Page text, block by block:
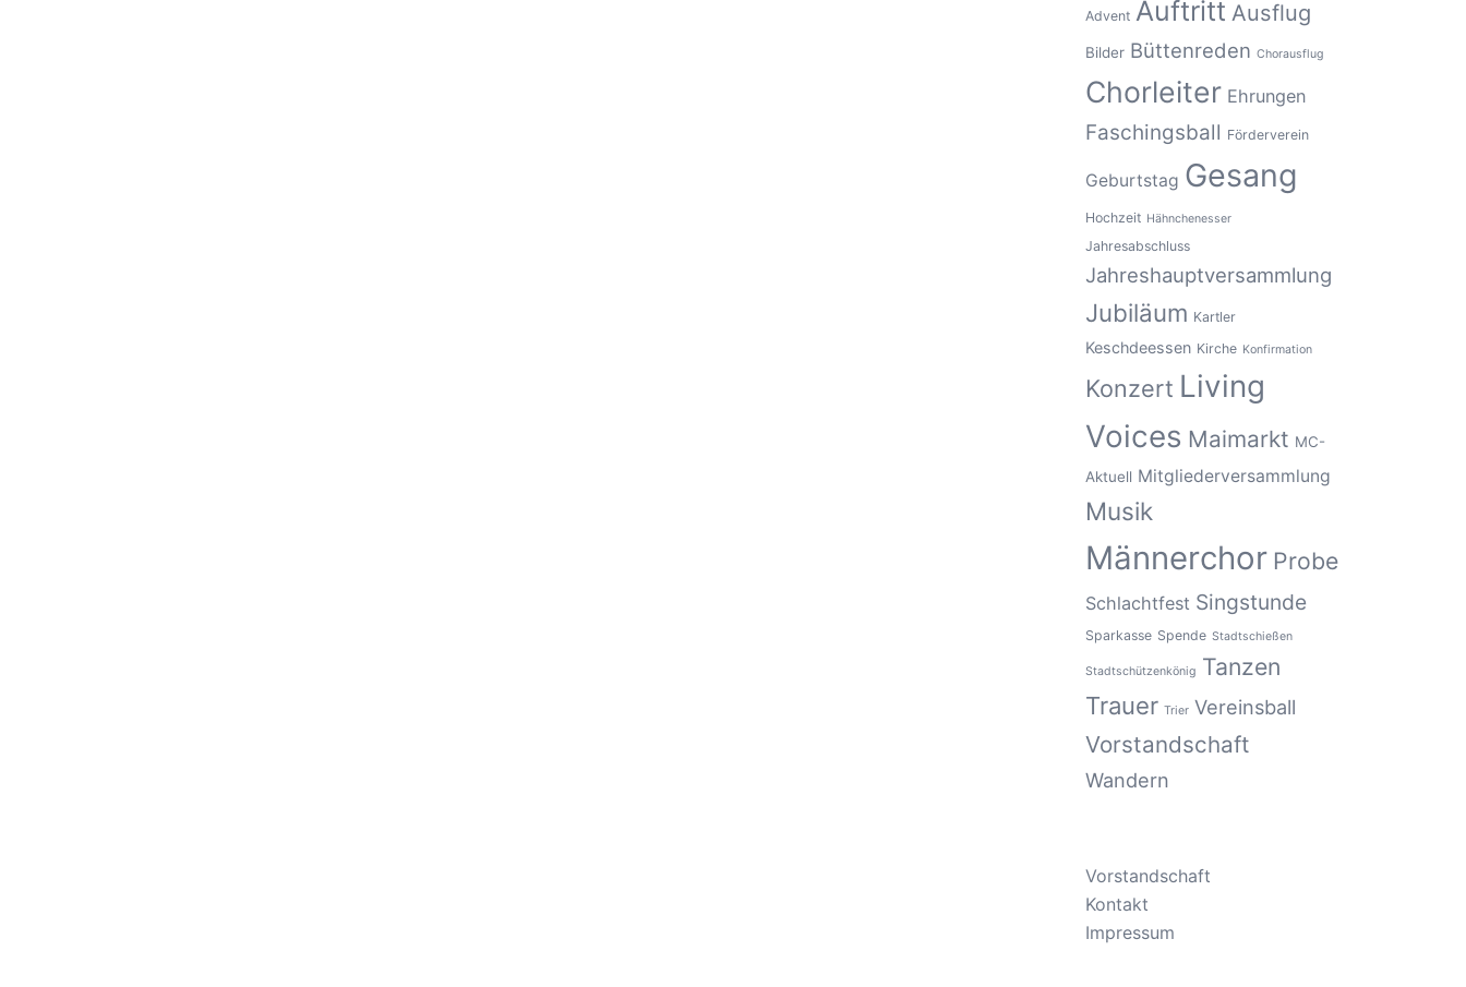
Advent Auftritt Ausflug
Bilder Büttenreden Chorausflug
Chorleiter Ehrungen
Faschingsball Förderverein
Geburtstag Gesang
Hochzeit Hähnchenesser
Jahresabschluss
Jahreshauptversammlung
Jubiläum Kartler
Keschdeessen Kirche Konfirmation
Konzert Living
Voices Maimarkt MC-
Aktuell Mitgliederversammlung
Musik
Männerchor Probe
Schlachtfest Singstunde
Sparkasse Spende Stadtschießen
Stadtschützenkönig Tanzen
Trauer Trier Vereinsball
Vorstandschaft
Wandern
Vorstandschaft
Kontakt
Impressum